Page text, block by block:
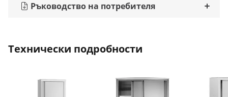
Ръководство на потребителя
Технически подробности